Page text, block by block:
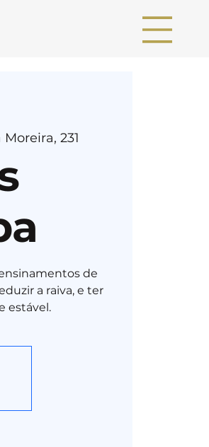
231
de
a raiva, e ter
estável.